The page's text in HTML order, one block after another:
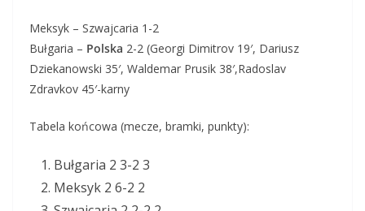
Meksyk – Szwajcaria 1-2
Bułgaria – Polska 2-2 (Georgi Dimitrov 19′, Dariusz
Dziekanowski 35′, Waldemar Prusik 38′,Radoslav
Zdravkov 45′-karny
Tabela końcowa (mecze, bramki, punkty):
Bułgaria 2 3-2 3
Meksyk 2 6-2 2